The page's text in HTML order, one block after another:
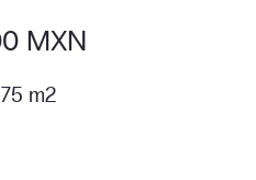
MXN
m2